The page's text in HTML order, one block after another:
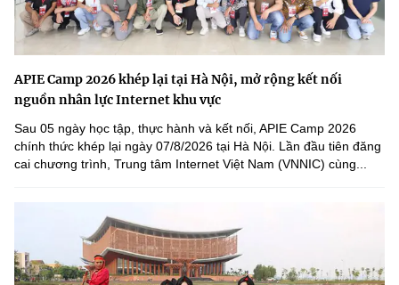
APIE Camp 2026 khép lại tại Hà Nội, mở rộng kết nối
nguồn nhân lực Internet khu vực
Sau 05 ngày học tập, thực hành và kết nối, APIE Camp 2026
chính thức khép lại ngày 07/8/2026 tại Hà Nội. Lần đầu tiên đăng
cai chương trình, Trung tâm Internet Việt Nam (VNNIC) cùng...